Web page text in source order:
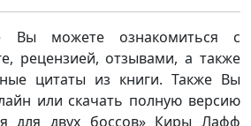
можете ознакомиться с
рецензией, отзывами, а также
цитаты из книги. Также Вы
или скачать полную версию
для двух боссов» Киры Лафф